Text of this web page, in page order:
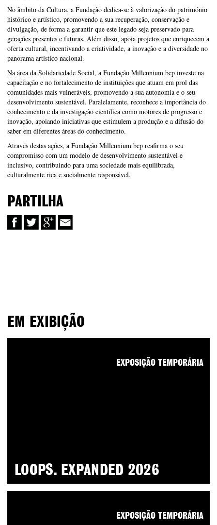
No âmbito da Cultura, a Fundação dedica-se à valorização do património
histórico e artístico, promovendo a sua recuperação, conservação e
divulgação, de forma a garantir que este legado seja preservado para
gerações presentes e futuras. Além disso, apoia projetos que enriquecem a
oferta cultural, incentivando a criatividade, a inovação e a diversidade no
panorama artístico nacional.
Na área da Solidariedade Social, a Fundação Millennium bcp investe na
capacitação e no fortalecimento de instituições que atuam em prol das
comunidades mais vulneráveis, promovendo a sua autonomia e o seu
desenvolvimento sustentável. Paralelamente, reconhece a importância do
conhecimento e da investigação científica como motores de progresso e
inovação, apoiando iniciativas que estimulem a produção e a difusão do
saber em diferentes áreas do conhecimento.
Através destas ações, a Fundação Millennium bcp reafirma o seu
compromisso com um modelo de desenvolvimento sustentável e
inclusivo, contribuindo para uma sociedade mais equilibrada,
culturalmente rica e socialmente responsável.
PARTILHA
EM EXIBIÇÃO
LOOPS. EXPANDED 2026
EXPOSIÇÃO TEMPORÁRIA
EXPOSIÇÃO TEMPORÁRIA